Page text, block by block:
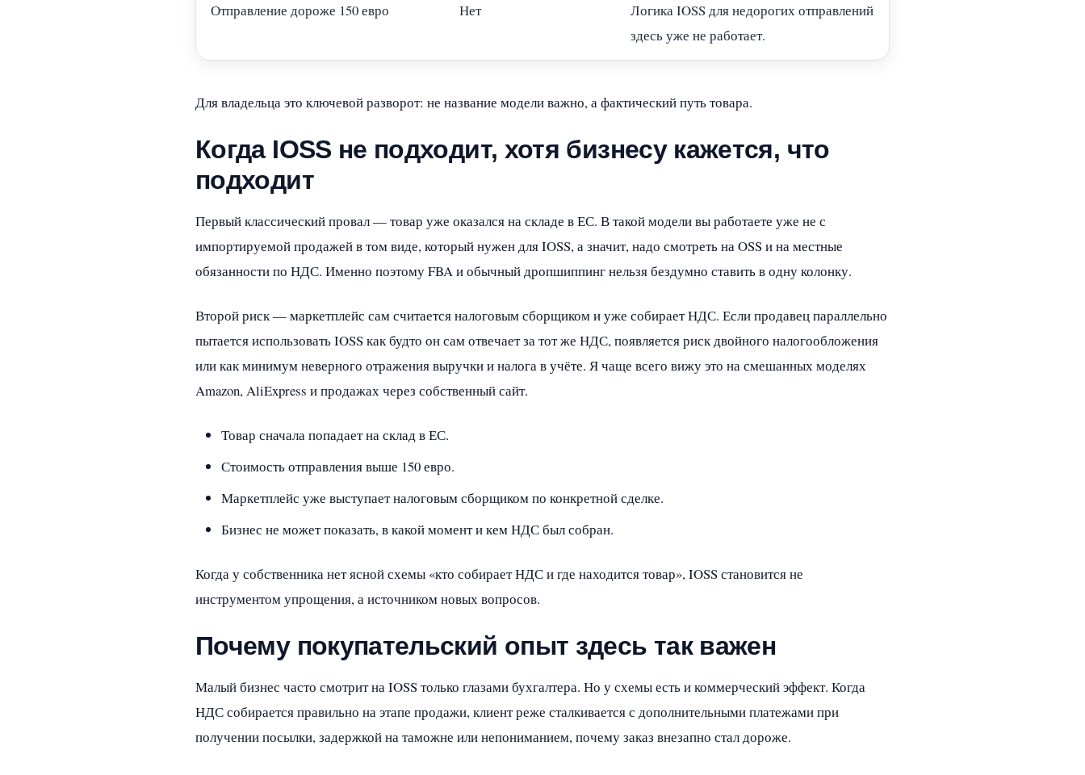
Отправление дороже 150 евро Нет
Логика IOSS для недорогих отправлений
здесь уже не работает.
Для владельца это ключевой разворот: не название модели важно, а фактический путь товара.
Когда IOSS не подходит, хотя бизнесу кажется, что
подходит
Первый классический провал — товар уже оказался на складе в ЕС. В такой модели вы работаете уже не с
импортируемой продажей в том виде, который нужен для IOSS, а значит, надо смотреть на OSS и на местные
обязанности по НДС. Именно поэтому FBA и обычный дропшиппинг нельзя бездумно ставить в одну колонку.
Второй риск — маркетплейс сам считается налоговым сборщиком и уже собирает НДС. Если продавец параллельно
пытается использовать IOSS как будто он сам отвечает за тот же НДС, появляется риск двойного налогообложения
или как минимум неверного отражения выручки и налога в учёте. Я чаще всего вижу это на смешанных моделях
Amazon, AliExpress и продажах через собственный сайт.
Товар сначала попадает на склад в ЕС.
Стоимость отправления выше 150 евро.
Маркетплейс уже выступает налоговым сборщиком по конкретной сделке.
Бизнес не может показать, в какой момент и кем НДС был собран.
Когда у собственника нет ясной схемы «кто собирает НДС и где находится товар», IOSS становится не
инструментом упрощения, а источником новых вопросов.
Почему покупательский опыт здесь так важен
Малый бизнес часто смотрит на IOSS только глазами бухгалтера. Но у схемы есть и коммерческий эффект. Когда
НДС собирается правильно на этапе продажи, клиент реже сталкивается с дополнительными платежами при
получении посылки, задержкой на таможне или непониманием, почему заказ внезапно стал дороже.